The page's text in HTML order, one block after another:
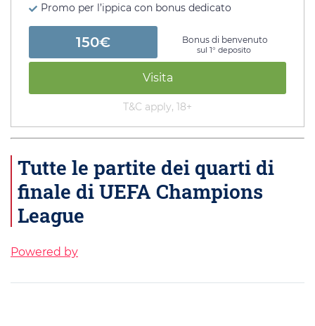
Promo per l’ippica con bonus dedicato
150€ Bonus di benvenuto
sul 1° deposito
Visita
T&C apply, 18+
Tutte le partite dei quarti di
finale di UEFA Champions
League
Powered by